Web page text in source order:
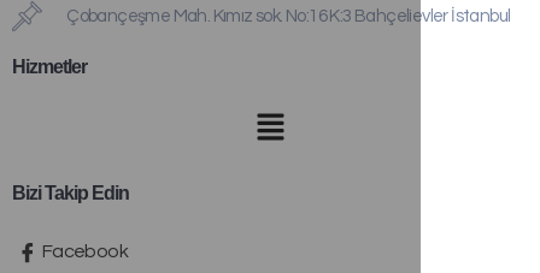
Çobançeşme Mah. Kımız sok. No:16 K:3 Bahçelievler İstanbul
Hizmetler
Bizi Takip Edin
Facebook